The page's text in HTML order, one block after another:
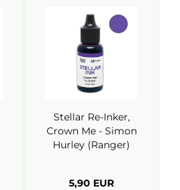
Stellar Re-Inker,
Crown Me - Simon
Hurley (Ranger)
5,90 EUR